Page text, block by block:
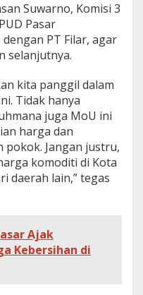
Suwarno, Komisi 3
Pasar
PT Filar, agar
selanjutnya.
kita panggil dalam
Tidak hanya
juga MoU ini
harga dan
pokok. Jangan justru,
komoditi di Kota
daerah lain,” tegas
Ajak
Kebersihan di